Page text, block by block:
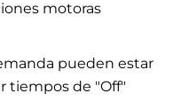
motoras
pueden estar
tiempos de "Off"